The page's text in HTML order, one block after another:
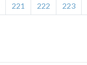
221 222 223